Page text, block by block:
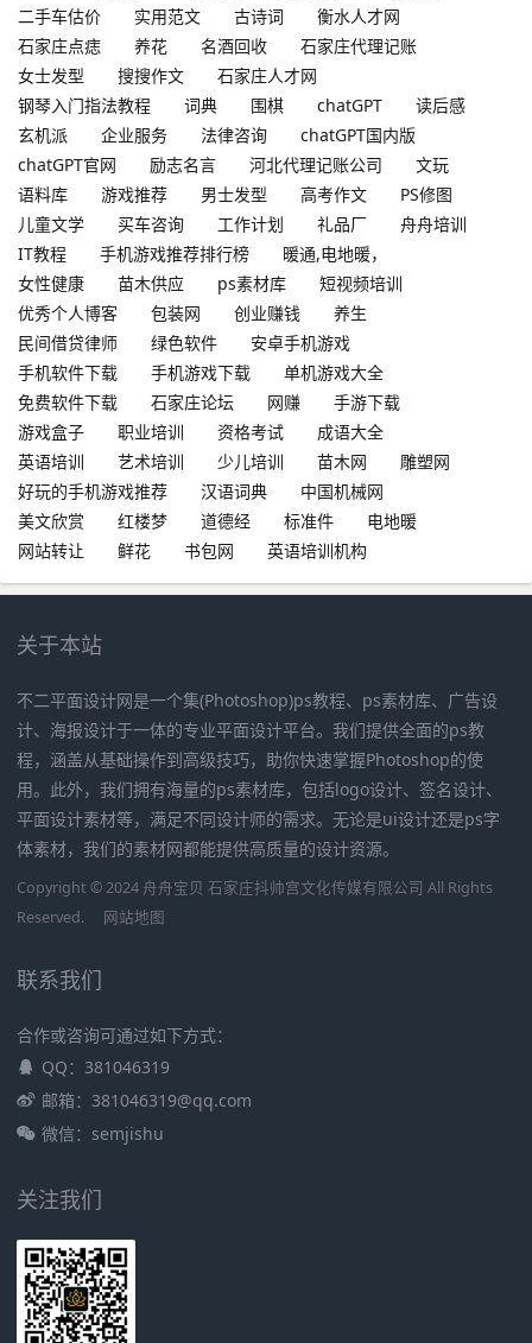
二手车估价
实用范文 古诗词
衡水人才网
石家庄点痣
养花 名酒回收
石家庄代理记账
女士发型
搜搜作文
石家庄人才网
钢琴入门指法教程
词典 围棋 chatGPT
读后感
玄机派
企业服务 法律咨询
chatGPT国内版
chatGPT官网
励志名言 河北代理记账公司
文玩
语料库
游戏推荐 男士发型 高考作文
PS修图
儿童文学
买车咨询 工作计划 礼品厂
舟舟培训
IT教程
手机游戏推荐排行榜
暖通,电地暖，
女性健康
苗木供应 ps素材库
短视频培训
优秀个人博客
包装网 创业赚钱
养生
民间借贷律师
绿色软件
安卓手机游戏
手机软件下载
手机游戏下载
单机游戏大全
免费软件下载
石家庄论坛 网赚
手游下载
游戏盒子
职业培训 资格考试
成语大全
英语培训
艺术培训 少儿培训 苗木网
雕塑网
好玩的手机游戏推荐
汉语词典
中国机械网
美文欣赏
红楼梦 道德经 标准件
电地暖
网站转让
鲜花 书包网 英语培训机构
关于本站
不二平面设计网是一个集(Photoshop)ps教程、ps素材库、广告设
计、海报设计于一体的专业平面设计平台。我们提供全面的ps教
程，涵盖从基础操作到高级技巧，助你快速掌握Photoshop的使
用。此外，我们拥有海量的ps素材库，包括logo设计、签名设计、
平面设计素材等，满足不同设计师的需求。无论是ui设计还是ps字
体素材，我们的素材网都能提供高质量的设计资源。
Copyright © 2024 舟舟宝贝 石家庄抖帅宫文化传媒有限公司 All Rights
Reserved.
网站地图
联系我们
合作或咨询可通过如下方式：
QQ：381046319
邮箱：381046319@qq.com
微信：semjishu
关注我们